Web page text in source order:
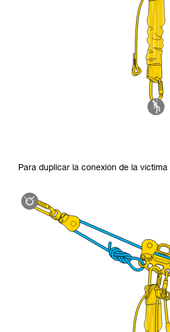
Para duplicar la conexión de la víctima